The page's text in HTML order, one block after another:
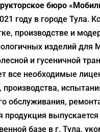
бюро
году в городе Тула.
производстве и
изделий
и гусеничной
все необходимые
производства,
обслуживания,
продукция
базе в г. Тула,